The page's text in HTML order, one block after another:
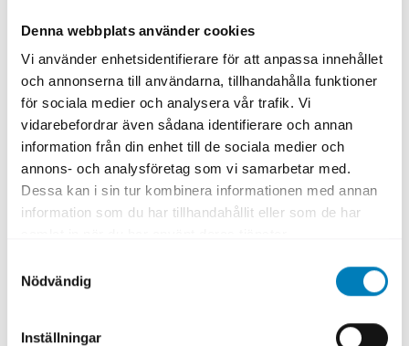
Denna webbplats använder cookies
Vi använder enhetsidentifierare för att anpassa innehållet
och annonserna till användarna, tillhandahålla funktioner
för sociala medier och analysera vår trafik. Vi
vidarebefordrar även sådana identifierare och annan
information från din enhet till de sociala medier och
annons- och analysföretag som vi samarbetar med.
Dessa kan i sin tur kombinera informationen med annan
information som du har tillhandahållit eller som de har
Nödvändig
Inställningar
Tobias Hornberger
CFO